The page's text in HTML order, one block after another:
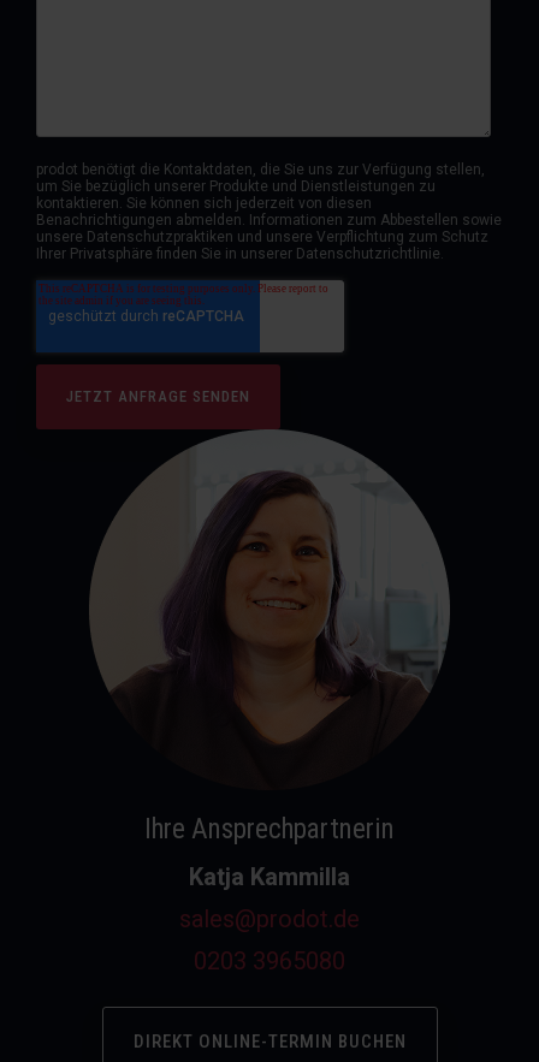
prodot benötigt die Kontaktdaten, die Sie uns zur Verfügung stellen,
um Sie bezüglich unserer Produkte und Dienstleistungen zu
kontaktieren. Sie können sich jederzeit von diesen
Benachrichtigungen abmelden. Informationen zum Abbestellen sowie
unsere Datenschutzpraktiken und unsere Verpflichtung zum Schutz
Ihrer Privatsphäre finden Sie in unserer Datenschutzrichtlinie.
Ihre Ansprechpartnerin
Katja Kammilla
sales@prodot.de
0203 3965080
DIREKT ONLINE-TERMIN BUCHEN